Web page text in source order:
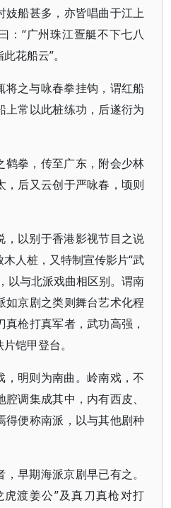
妓船甚多，亦皆唱曲于江上
：“广州珠江疍艇不下七八
花船云”。
将之与咏春拳挂钩，谓红船
上常以此桩练功，后遂衍为
鹤拳，传至广东，附会少林
，后又云创于严咏春，顷则
，以别于香港影视节目之说
人桩，又特制宣传影片“武
以与北派戏曲相区别。谓南
如京剧之类则舞台艺术化程
枪打真军者，武功高强，
铠甲登台。
，明则为南曲。岭南戏，不
调集成其中，内有西皮、
得便称南派，以与其他剧种
早期海派京剧早已有之。
虎渡姜公”及真刀真枪对打